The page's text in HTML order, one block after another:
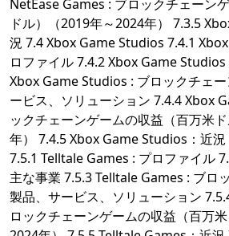
NetEase Games : ブロックチェーン
ドル）（2019年～2024年） 7.3.5
況 7.4 Xbox Game Studios 7.4.1
ロファイル 7.4.2 Xbox Game
Xbox Game Studios : ブロックチェ
ービス、ソリューション 7.4.4 Xbox
ックチェーンゲームの収益（百万米
年） 7.4.5 Xbox Game Studios：近
7.5.1 Telltale Games : プロファイル
主な事業 7.5.3 Telltale Games : ブロ
製品、サービス、ソリューション
ロックチェーンゲームの収益（百万